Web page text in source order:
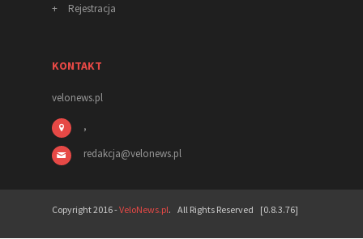
+
Rejestracja
KONTAKT
velonews.pl
,
redakcja@velonews.pl
Copyright 2016 -VeloNews.pl. All Rights Reserved [0.8.3.76]